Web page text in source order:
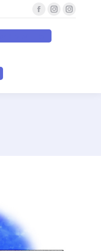
Facebook
page
opens
Instagram
for RESEACHERS